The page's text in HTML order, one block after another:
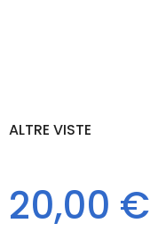
ALTRE VISTE
20,00 €